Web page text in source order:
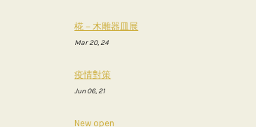
椛－木雕器皿展
Mar 20, 24
疫情對策
Jun 06, 21
New open